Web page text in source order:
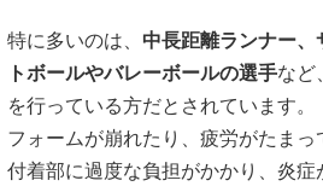
特に多いのは、 中長距離ランナー、
トボールやバレーボールの選手など
を行っている方だとされています。
フォームが崩れたり、疲労がたま
付着部に過度な負担がかかり、炎